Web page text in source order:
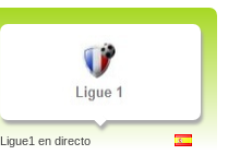
Ligue1 en directo